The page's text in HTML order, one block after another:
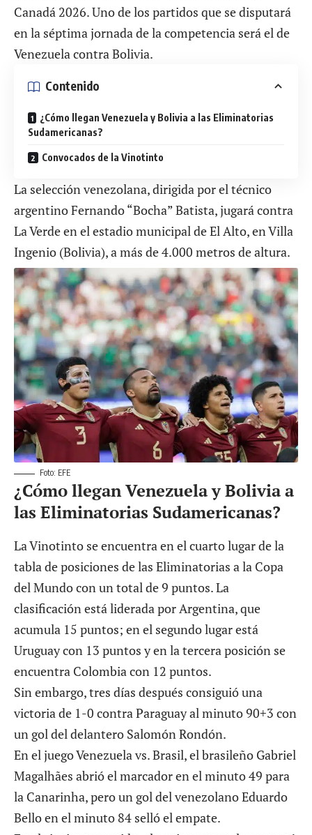
Canadá 2026. Uno de los partidos que se disputará
en la séptima jornada de la competencia será el de
Venezuela contra Bolivia.
Contenido
¿Cómo llegan Venezuela y Bolivia a las Eliminatorias
Sudamericanas?
Convocados de la Vinotinto
La selección venezolana, dirigida por el técnico
argentino Fernando “Bocha” Batista, jugará contra
La Verdeen el estadio municipal de El Alto, en Villa
Ingenio (Bolivia), a más de 4.000 metros de altura.
Foto: EFE
¿Cómo llegan Venezuela y Bolivia a
las Eliminatorias Sudamericanas?
La Vinotinto se encuentra en el cuarto lugar de la
tabla de posiciones de las Eliminatorias a la Copa
del Mundo con un total de 9 puntos. La
clasificación está liderada por Argentina, que
acumula 15 puntos; en el segundo lugar está
Uruguay con 13 puntos y en la tercera posición se
encuentra Colombia con 12 puntos.
Sin embargo, tres días después consiguió una
victoria de 1-0 contra Paraguay al minuto 90+3 con
un gol del delantero Salomón Rondón.
En el juego Venezuela vs. Brasil, el brasileño Gabriel
Magalhães abrió el marcador en el minuto 49 para
la Canarinha, pero un gol del venezolano Eduardo
Bello en el minuto 84 selló el empate.